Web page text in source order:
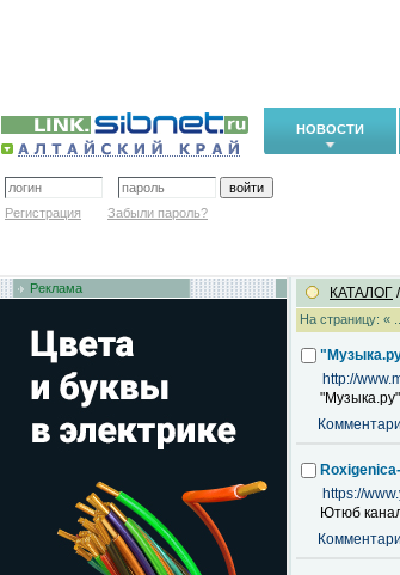
НОВОСТИ
Регистрация Забыли пароль?
Реклама КАТАЛОГ /
На страницу: « ...
http://
https://
Ютюб